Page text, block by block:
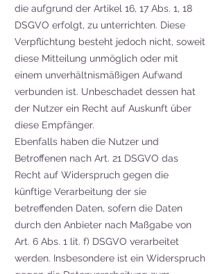
die aufgrund der Artikel 16, 17 Abs. 1, 18
DSGVO erfolgt, zu unterrichten. Diese
Verpflichtung besteht jedoch nicht, soweit
diese Mitteilung unmöglich oder mit
einem unverhältnismäßigen Aufwand
verbunden ist. Unbeschadet dessen hat
der Nutzer ein Recht auf Auskunft über
diese Empfänger.
Ebenfalls haben die Nutzer und
Betroffenen nach Art. 21 DSGVO das
Recht auf Widerspruch gegen die
künftige Verarbeitung der sie
betreffenden Daten, sofern die Daten
durch den Anbieter nach Maßgabe von
Art. 6 Abs. 1 lit. f) DSGVO verarbeitet
werden. Insbesondere ist ein Widerspruch